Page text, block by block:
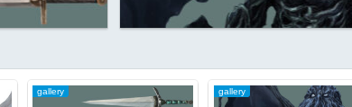
gallery gallery